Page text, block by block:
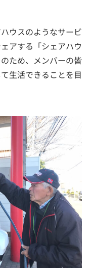
ウスのようなサービ
アする「シェアハウ
ため、メンバーの皆
生活できることを目